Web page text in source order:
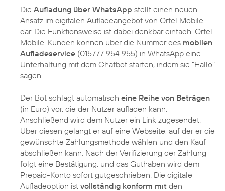
Die Aufladung über WhatsApp stellt einen neuen
Ansatz im digitalen Aufladeangebot von Ortel Mobile
dar. Die Funktionsweise ist dabei denkbar einfach. Ortel
Mobile-Kunden können über die Nummer des mobilen
Aufladeservice (015777 954 955) in WhatsApp eine
Unterhaltung mit dem Chatbot starten, indem sie "Hallo"
sagen.
Der Bot schlägt automatisch eine Reihe von Beträgen
(in Euro) vor, die der Nutzer aufladen kann.
Anschließend wird dem Nutzer ein Link zugesendet.
Über diesen gelangt er auf eine Webseite, auf der er die
gewünschte Zahlungsmethode wählen und den Kauf
abschließen kann. Nach der Verifizierung der Zahlung
folgt eine Bestätigung, und das Guthaben wird dem
Prepaid-Konto sofort gutgeschrieben. Die digitale
Aufladeoption ist vollständig konform mit den